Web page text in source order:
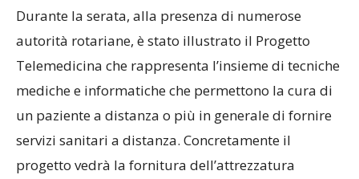
Durante la serata, alla presenza di numerose
autorità rotariane, è stato illustrato il Progetto
Telemedicina che rappresenta l’insieme di tecniche
mediche e informatiche che permettono la cura di
un paziente a distanza o più in generale di fornire
servizi sanitari a distanza. Concretamente il
progetto vedrà la fornitura dell’attrezzatura